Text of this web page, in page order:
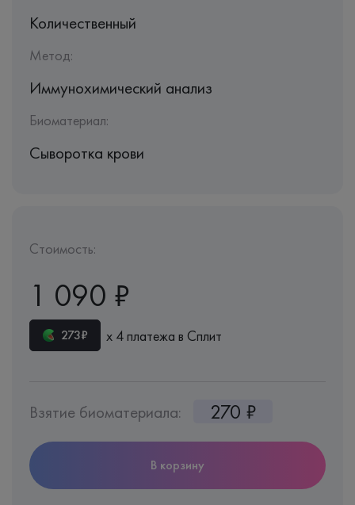
Количественный
Метод:
Иммунохимический анализ
Биоматериал:
Сыворотка крови
Стоимость:
1 090 ₽
273₽ х 4 платежа в Сплит
Взятие биоматериала: 270 ₽
В корзину